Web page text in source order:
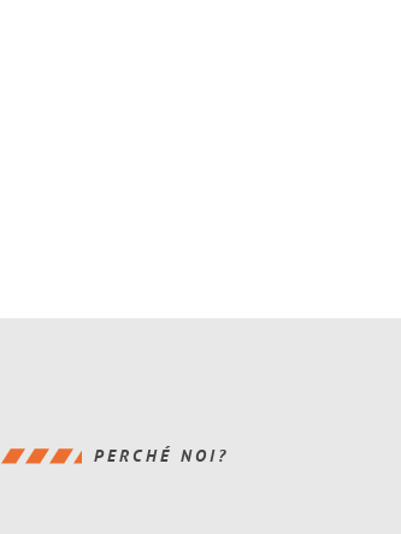
PERCHÉ NOI?